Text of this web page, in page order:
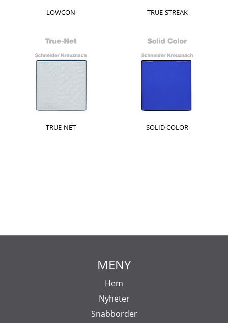
LOWCON TRUE-STREAK
TRUE-NET SOLID COLOR
MENY
Hem
Nyheter
Snabborder